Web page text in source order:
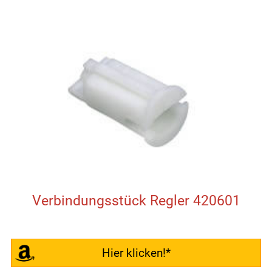
Verbindungsstück Regler 420601
Hier klicken!*